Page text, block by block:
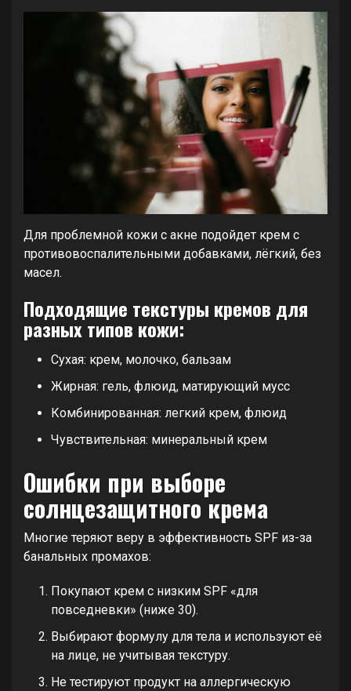
Для проблемной кожи с акне подойдет крем с
противовоспалительными добавками, лёгкий, без
масел.
Подходящие текстуры кремов для
разных типов кожи:
Сухая: крем, молочко, бальзам
Жирная: гель, флюид, матирующий мусс
Комбинированная: легкий крем, флюид
Чувствительная: минеральный крем
Ошибки при выборе
солнцезащитного крема
Многие теряют веру в эффективность SPF из-за
банальных промахов:
Покупают крем с низким SPF «для
повседневки» (ниже 30).
Выбирают формулу для тела и используют её
на лице, не учитывая текстуру.
Не тестируют продукт на аллергическую